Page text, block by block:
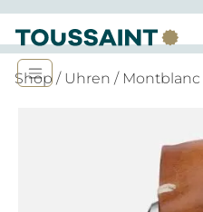
Shop / Uhren / Montblanc